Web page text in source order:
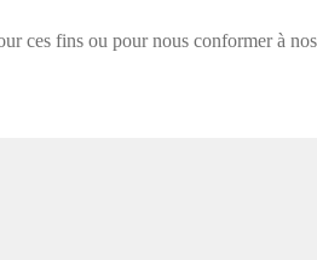
ces fins ou pour nous conformer à